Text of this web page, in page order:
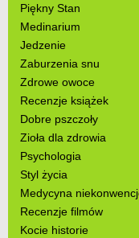
Piękny Stan
Medinarium
Jedzenie
Zaburzenia snu
Zdrowe owoce
Recenzje książek
Dobre pszczoły
Zioła dla zdrowia
Psychologia
Styl życia
Medycyna
Recenzje filmów
Kocie historie